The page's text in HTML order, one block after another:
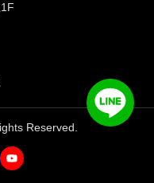
Reserved.